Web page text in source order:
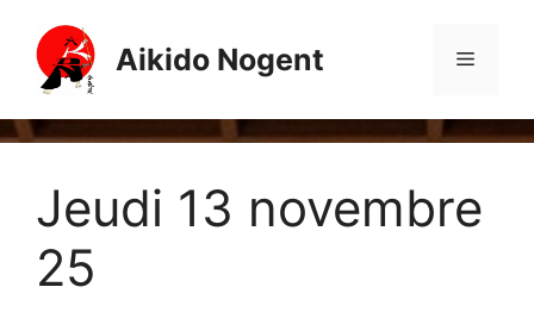
contenu
Aikido Nogent Menu
Jeudi 13 novembre
25